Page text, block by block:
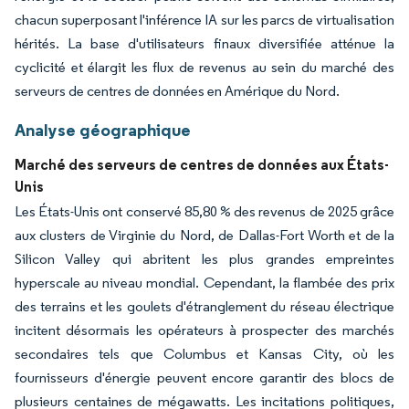
chacun superposant l'inférence IA sur les parcs de virtualisation
hérités. La base d'utilisateurs finaux diversifiée atténue la
cyclicité et élargit les flux de revenus au sein du marché des
serveurs de centres de données en Amérique du Nord.
Analyse géographique
Marché des serveurs de centres de données aux États-
Unis
Les États-Unis ont conservé 85,80 % des revenus de 2025 grâce
aux clusters de Virginie du Nord, de Dallas-Fort Worth et de la
Silicon Valley qui abritent les plus grandes empreintes
hyperscale au niveau mondial. Cependant, la flambée des prix
des terrains et les goulets d'étranglement du réseau électrique
incitent désormais les opérateurs à prospecter des marchés
secondaires tels que Columbus et Kansas City, où les
fournisseurs d'énergie peuvent encore garantir des blocs de
plusieurs centaines de mégawatts. Les incitations politiques,